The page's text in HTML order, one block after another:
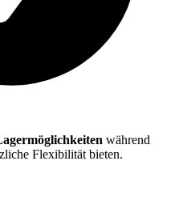
während
Flexibilität bieten.